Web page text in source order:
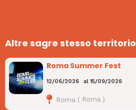
Altre sagre stesso territorio
Roma Summer Fest
12/06/2026 al15/09/2026
Roma ( Roma )